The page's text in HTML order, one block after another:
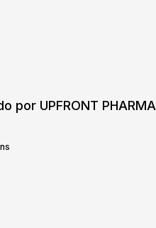
UPFRONT PHARMA